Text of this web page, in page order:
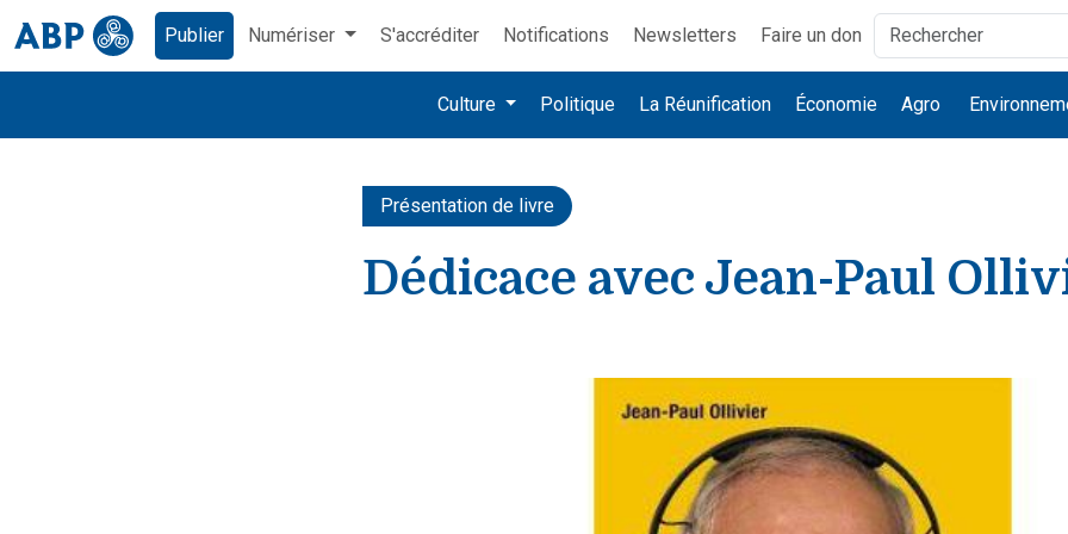
Publier Numériser S'accréditer Notifications Newsletters Faire un don
Culture Politique La Réunification Économie Agro
Présentation de livre
Dédicace avec Jean-Paul